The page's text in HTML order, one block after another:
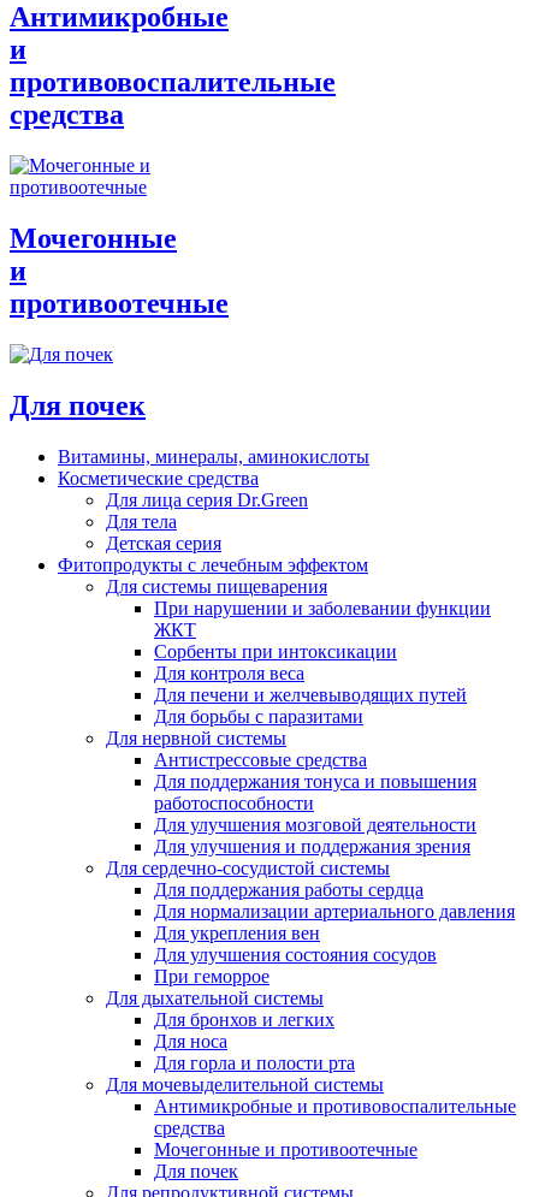
Антимикробные
и
противовоспалительные
средства
Мочегонные
и
противоотечные
Для почек
Витамины, минералы, аминокислоты
Косметические средства
Для лица серия Dr.Green
Для тела
Детская серия
Фитопродукты с лечебным эффектом
Для системы пищеварения
При нарушении и заболевании функции
ЖКТ
Сорбенты при интоксикации
Для контроля веса
Для печени и желчевыводящих путей
Для борьбы с паразитами
Для нервной системы
Антистрессовые средства
Для поддержания тонуса и повышения
работоспособности
Для улучшения мозговой деятельности
Для улучшения и поддержания зрения
Для сердечно-сосудистой системы
Для поддержания работы сердца
Для нормализации артериального давления
Для укрепления вен
Для улучшения состояния сосудов
При геморрое
Для дыхательной системы
Для бронхов и легких
Для носа
Для горла и полости рта
Для мочевыделительной системы
Антимикробные и противовоспалительные
средства
Мочегонные и противоотечные
Для почек
Для репродуктивной системы